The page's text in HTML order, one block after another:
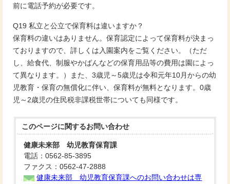
前に電話予約が必要です。
Q19 私立と公立で保育料は違いますか？
保育料の違いはありません。保育認定によって保育料が決まっ
ておりますので、詳しくは入園案内をご覧ください。（ただ
し、給食代、制服やかばんなどの保育用品等の費用は園によっ
て異なります。）また、3歳児～5歳児は令和元年10月からの幼
児教育・保育の無償化に伴い、保育料が無料となります。0歳
児～2歳児の住民税非課税世帯についても同様です。
このページに関するお問い合わせ
健康未来部 幼児教育保育課
電話：0562-85-3895
ファクス：0562-47-2888
健康未来部 幼児教育保育課へのお問い合わせは専